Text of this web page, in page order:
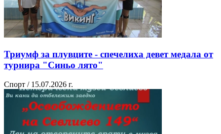
Триумф за плувците - спечелиха девет медала от
турнира "Синьо лято"
Спорт / 15.07.2026 г.